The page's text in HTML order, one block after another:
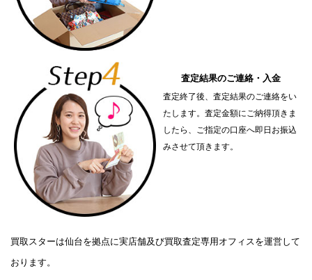
査定結果のご連絡・入金
査定終了後、査定結果のご連絡をい
たします。査定金額にご納得頂きま
したら、ご指定の口座へ即日お振込
みさせて頂きます。
買取スターは仙台を拠点に実店舗及び買取査定専用オフィスを運営して
おります。